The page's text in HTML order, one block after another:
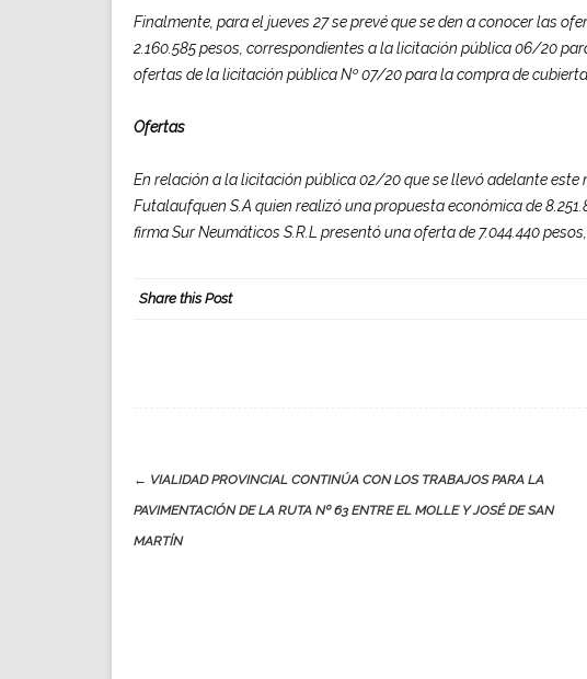
Finalmente, para el jueves 27 se prevé que se den a conocer las
2.160.585 pesos, correspondientes a la licitación pública 06/20
ofertas de la licitación pública Nº 07/20 para la compra de
Ofertas
En relación a la licitación pública 02/20 que se llevó adelante
Futalaufquen S.A quien realizó una propuesta económica de
firma Sur Neumáticos S.R.L presentó una oferta de 7.044.440
Share this Post
Post
navigation
← VIALIDAD PROVINCIAL CONTINÚA CON LOS TRABAJOS PARA LA
PAVIMENTACIÓN DE LA RUTA Nº 63 ENTRE EL MOLLE Y JOSÉ DE SAN
MARTÍN